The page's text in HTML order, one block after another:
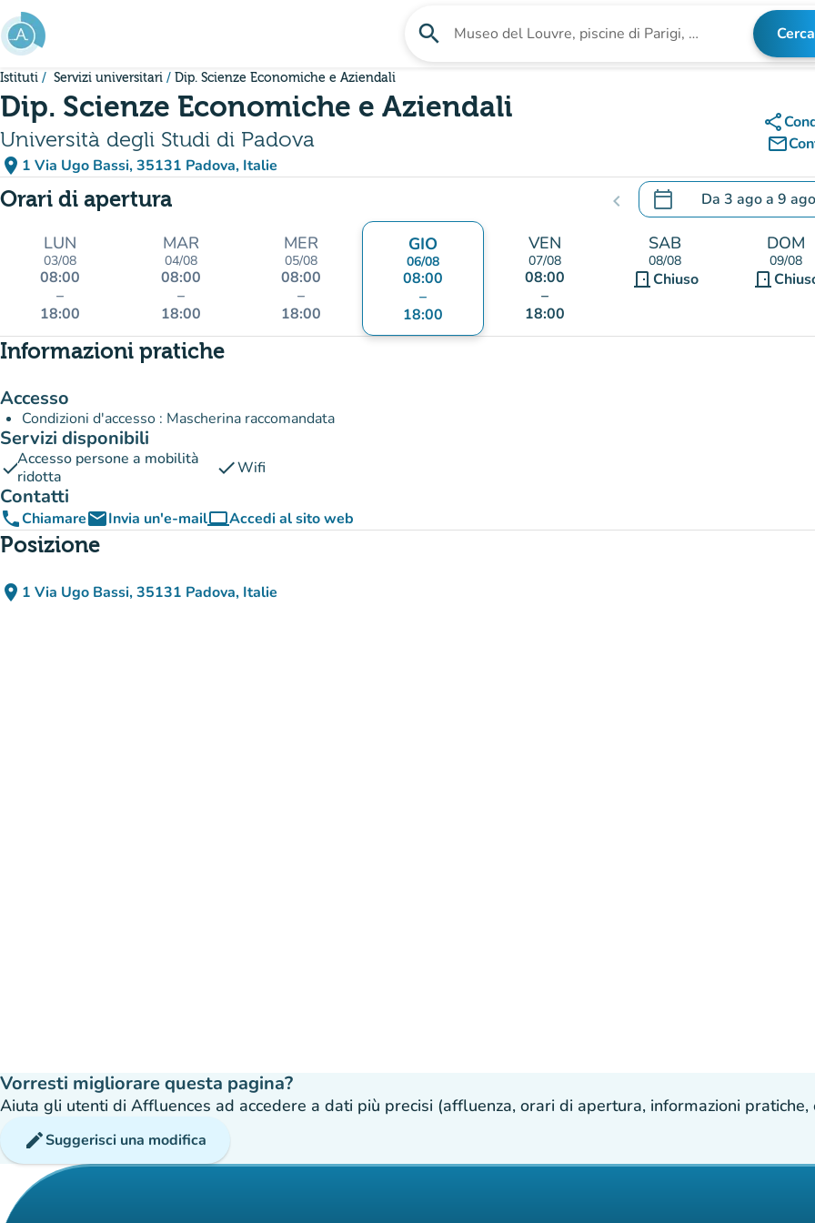
Vai al contenuto principale
search Cerca una struttura Cerca
Istituti Servizi universitari Dip. Scienze Economiche e Aziendali
Dip. Scienze Economiche e Aziendali
Università degli Studi di Padova
place 1 Via Ugo Bassi, 35131 Padova, Italie
(apri in Google Maps)
(nuova scheda)
share
mail_outline
Orari di apertura chevron_left calendar_today Da 3 agoa 9 ago
.Aprire il calendario per
LUN
03/08
08:00
–
18:00
MAR
04/08
08:00
–
18:00
MER
05/08
08:00
–
18:00
GIO
06/08
08:00
–
18:00
VEN
07/08
08:00
–
18:00
SAB
08/08
door_frontChiuso
DOM
09/08
door_front
Informazioni pratiche
Accesso
Condizioni d'accesso : Mascherina raccomandata
Servizi disponibili
checkAccesso persone a mobilità
ridotta
checkWifi
Contatti
phoneChiamareemailInvia un'e-mailcomputerAccedi al sito web
(nuova scheda)
Posizione
place 1 Via Ugo Bassi, 35131 Padova, Italie
(apri in Google Maps)
(nuova scheda)
Vorresti migliorare questa pagina?
Aiuta gli utenti di Affluences ad accedere a dati più precisi (affluenza, orari di apertura, informazioni pratiche,
editSuggerisci una modifica